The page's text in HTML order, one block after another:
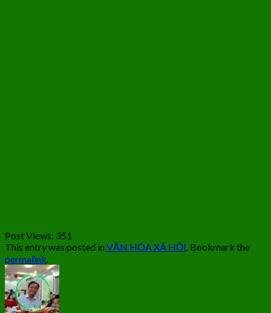
Post Views: 351
This entry was posted in VĂN HÓA XÃ HỘI. Bookmark the
permalink.